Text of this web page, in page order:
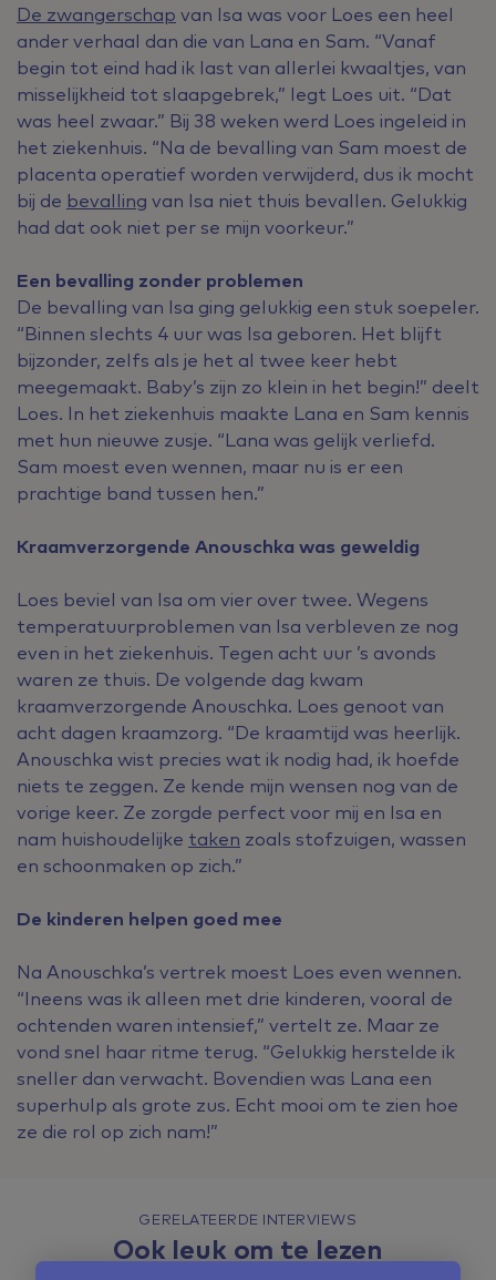
De zwangerschap van Isa was voor Loes een heel
ander verhaal dan die van Lana en Sam. “Vanaf
begin tot eind had ik last van allerlei kwaaltjes, van
misselijkheid tot slaapgebrek,” legt Loes uit. “Dat
was heel zwaar.” Bij 38 weken werd Loes ingeleid in
het ziekenhuis. “Na de bevalling van Sam moest de
placenta operatief worden verwijderd, dus ik mocht
bij de bevalling van Isa niet thuis bevallen. Gelukkig
had dat ook niet per se mijn voorkeur.”
Een bevalling zonder problemen
De bevalling van Isa ging gelukkig een stuk soepeler.
“Binnen slechts 4 uur was Isa geboren. Het blijft
bijzonder, zelfs als je het al twee keer hebt
meegemaakt. Baby’s zijn zo klein in het begin!” deelt
Loes. In het ziekenhuis maakte Lana en Sam kennis
met hun nieuwe zusje. “Lana was gelijk verliefd.
Sam moest even wennen, maar nu is er een
prachtige band tussen hen.”
Kraamverzorgende Anouschka was geweldig
Loes beviel van Isa om vier over twee. Wegens
temperatuurproblemen van Isa verbleven ze nog
even in het ziekenhuis. Tegen acht uur ’s avonds
waren ze thuis. De volgende dag kwam
kraamverzorgende Anouschka. Loes genoot van
acht dagen kraamzorg. “De kraamtijd was heerlijk.
Anouschka wist precies wat ik nodig had, ik hoefde
niets te zeggen. Ze kende mijn wensen nog van de
vorige keer. Ze zorgde perfect voor mij en Isa en
nam huishoudelijke taken zoals stofzuigen, wassen
en schoonmaken op zich.”
De kinderen helpen goed mee
Na Anouschka’s vertrek moest Loes even wennen.
“Ineens was ik alleen met drie kinderen, vooral de
ochtenden waren intensief,” vertelt ze. Maar ze
vond snel haar ritme terug. “Gelukkig herstelde ik
sneller dan verwacht. Bovendien was Lana een
superhulp als grote zus. Echt mooi om te zien hoe
ze die rol op zich nam!”
GERELATEERDE INTERVIEWS
Ook leuk om te lezen